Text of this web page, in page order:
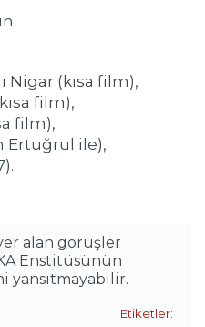
Nigar (kısa film),
film),
film),
Ertuğrul ile),
alan görüşler
Enstitüsünün
yansıtmayabilir.
Etiketler: